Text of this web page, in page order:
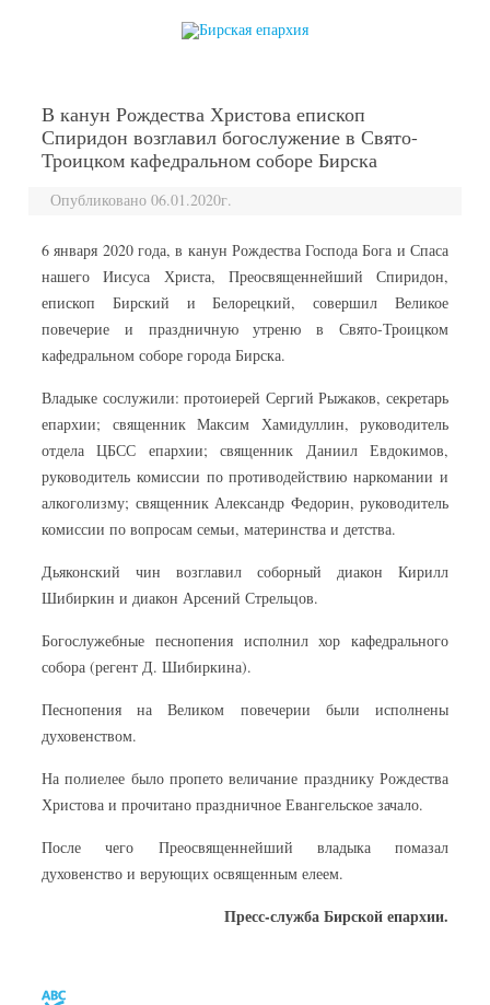
В канун Рождества Христова епископ
Спиридон возглавил богослужение в Свято-
Троицком кафедральном соборе Бирска
Опубликовано 06.01.2020г.
6 января 2020 года, в канун Рождества Господа Бога и Спаса
нашего Иисуса Христа, Преосвященнейший Спиридон,
епископ Бирский и Белорецкий, совершил Великое
повечерие и праздничную утреню в Свято-Троицком
кафедральном соборе города Бирска.
Владыке сослужили: протоиерей Сергий Рыжаков, секретарь
епархии; священник Максим Хамидуллин, руководитель
отдела ЦБСС епархии; священник Даниил Евдокимов,
руководитель комиссии по противодействию наркомании и
алкоголизму; священник Александр Федорин, руководитель
комиссии по вопросам семьи, материнства и детства.
Дьяконский чин возглавил соборный диакон Кирилл
Шибиркин и диакон Арсений Стрельцов.
Богослужебные песнопения исполнил хор кафедрального
собора (регент Д. Шибиркина).
Песнопения на Великом повечерии были исполнены
духовенством.
На полиелее было пропето величание празднику Рождества
Христова и прочитано праздничное Евангельское зачало.
После чего Преосвященнейший владыка помазал
духовенство и верующих освященным елеем.
Пресс-служба Бирской епархии.